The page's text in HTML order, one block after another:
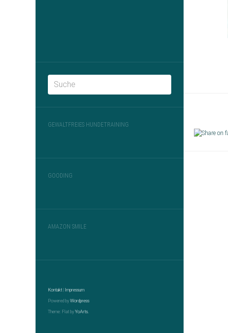
GEWALTFREIES HUNDETRAINING
GOODING
AMAZON SMILE
Kontakt Impressum
Powered by Wordpress
Theme: Flat by YoArts.